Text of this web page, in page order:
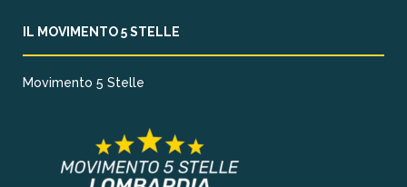
IL MOVIMENTO 5 STELLE
Movimento 5 Stelle